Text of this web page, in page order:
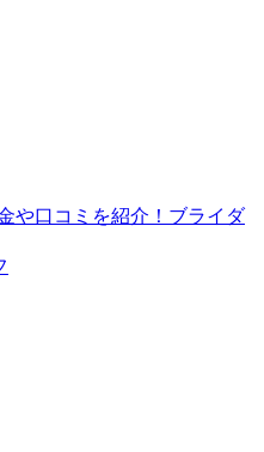
や口コミを紹介！ブライダ